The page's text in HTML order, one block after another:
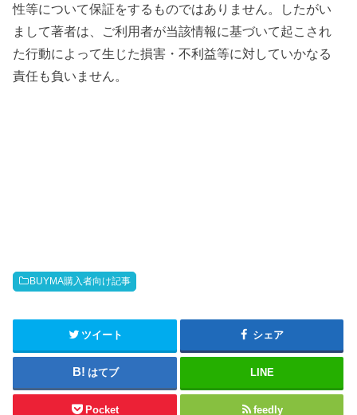
性等について保証をするものではありません。したがい
まして著者は、ご利用者が当該情報に基づいて起こされ
た行動によって生じた損害・不利益等に対していかなる
責任も負いません。
BUYMA購入者向け記事
ツイート シェア
はてブ LINE
Pocket feedly